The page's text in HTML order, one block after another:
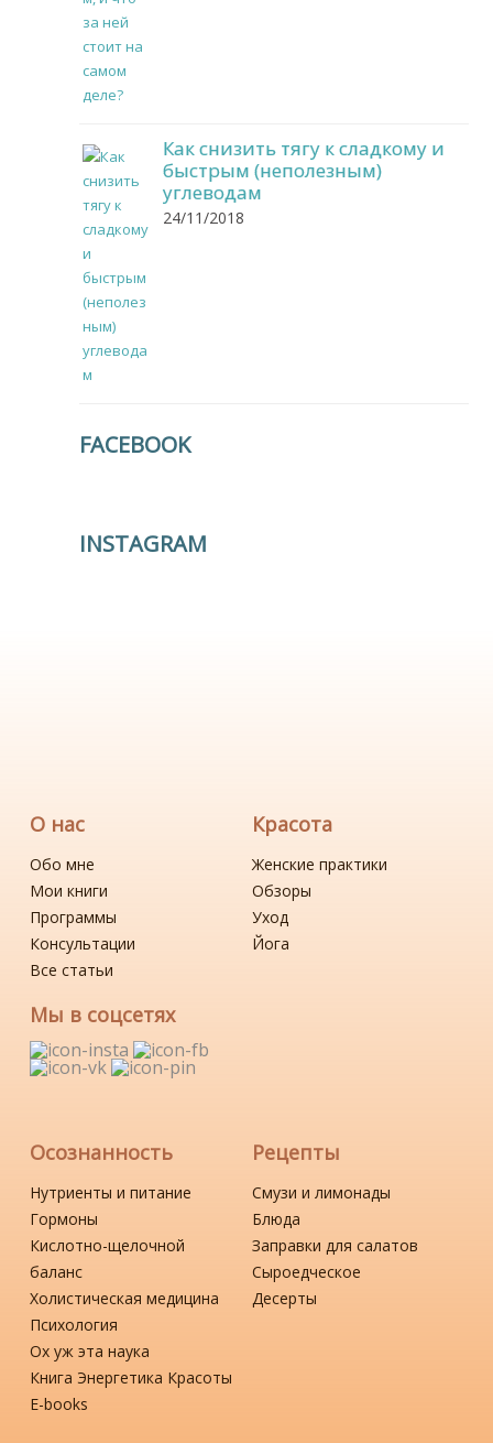
Как снизить тягу к сладкому и
быстрым (неполезным)
углеводам
24/11/2018
FACEBOOK
INSTAGRAM
О нас
Обо мне
Мои книги
Программы
Консультации
Все статьи
Мы в соцсетях
Красота
Женские практики
Обзоры
Уход
Йога
Осознанность
Нутриенты и питание
Гормоны
Кислотно-щелочной
баланс
Холистическая медицина
Психология
Ох уж эта наука
Книга Энергетика Красоты
Е-books
Рецепты
Смузи и лимонады
Блюда
Заправки для салатов
Сыроедческое
Десерты